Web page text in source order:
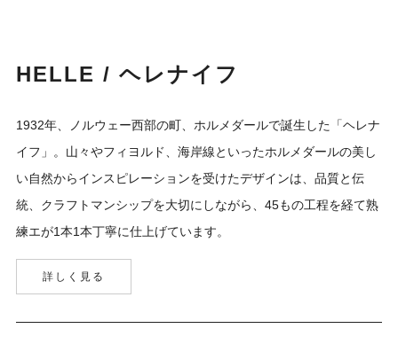
HELLE / ヘレナイフ
1932年、ノルウェー西部の町、ホルメダールで誕生した「ヘレナ
イフ」。山々やフィヨルド、海岸線といったホルメダールの美し
い自然からインスピレーションを受けたデザインは、品質と伝
統、クラフトマンシップを大切にしながら、45もの工程を経て熟
練エが1本1本丁寧に仕上げています。
詳しく見る